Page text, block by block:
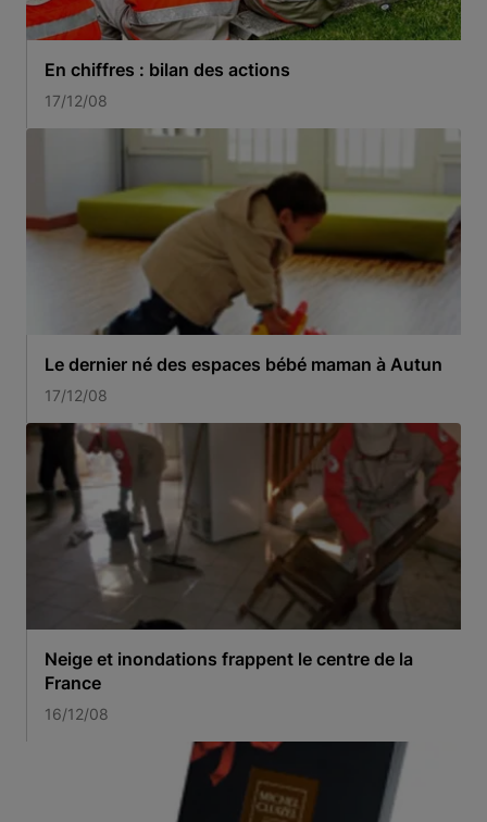
En chiffres : bilan des actions
17/12/08
Le dernier né des espaces bébé maman à Autun
17/12/08
Neige et inondations frappent le centre de la
France
16/12/08